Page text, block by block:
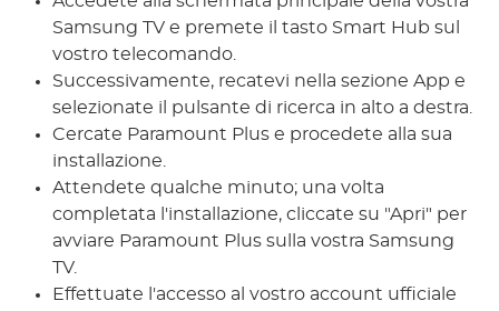
Samsung TV e premete il tasto Smart Hub sul
vostro telecomando.
Successivamente, recatevi nella sezione App e
selezionate il pulsante di ricerca in alto a destra.
Cercate Paramount Plus e procedete alla sua
installazione.
Attendete qualche minuto; una volta
completata l'installazione, cliccate su "Apri" per
avviare Paramount Plus sulla vostra Samsung
TV.
Effettuate l'accesso al vostro account ufficiale